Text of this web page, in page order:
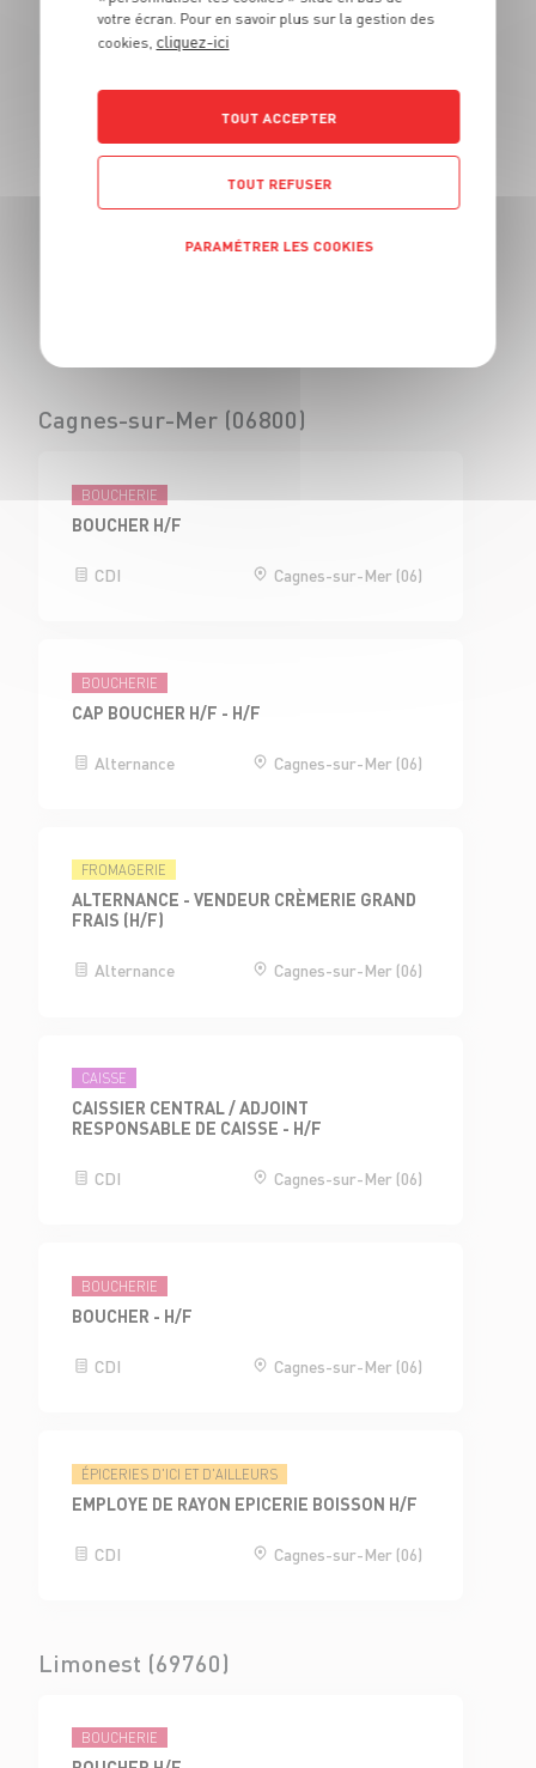
BOUCHER - H/F
(69)
BOUCHERIE
VENDEUR BOUCHERIE - H/F
Cagnes-sur-Mer (06800)
BOUCHERIE
BOUCHER H/F
CDI Cagnes-sur-Mer (06)
BOUCHERIE
CAP BOUCHER H/F - H/F
Alternance Cagnes-sur-Mer (06)
FROMAGERIE
ALTERNANCE - VENDEUR CRÈMERIE GRAND
FRAIS (H/F)
Alternance Cagnes-sur-Mer (06)
CAISSE
CAISSIER CENTRAL / ADJOINT
RESPONSABLE DE CAISSE - H/F
CDI Cagnes-sur-Mer (06)
BOUCHERIE
BOUCHER - H/F
CDI Cagnes-sur-Mer (06)
ÉPICERIES D'ICI ET D'AILLEURS
EMPLOYE DE RAYON EPICERIE BOISSON H/F
CDI Cagnes-sur-Mer (06)
Limonest (69760)
BOUCHERIE
votre écran. Pour en savoir plus sur la gestion des
cookies, cliquez-ici
TOUT ACCEPTER
TOUT REFUSER
PARAMÉTRER LES COOKIES